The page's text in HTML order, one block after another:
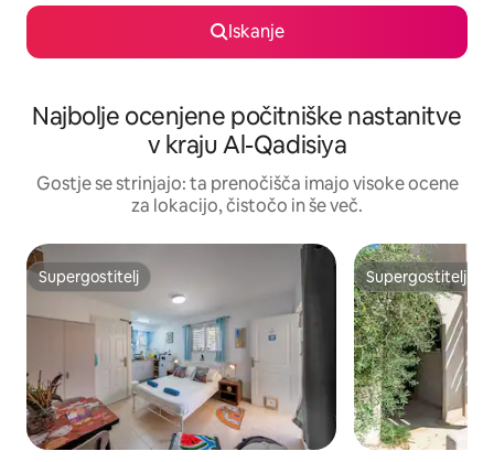
Iskanje
Najbolje ocenjene počitniške nastanitve
v kraju Al-Qadisiya
Gostje se strinjajo: ta prenočišča imajo visoke ocene
za lokacijo, čistočo in še več.
Supergostitelj
Supergostitelj Supergostitelj
Supergostitelj